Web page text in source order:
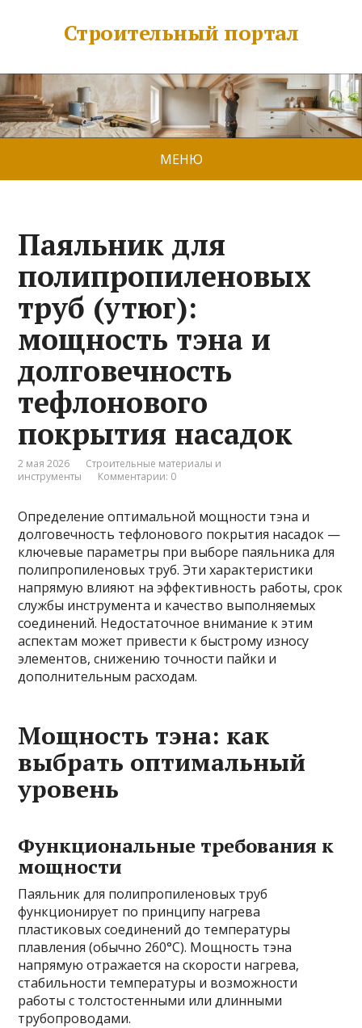
Строительный портал
МЕНЮ
Паяльник для
полипропиленовых
труб (утюг):
мощность тэна и
долговечность
тефлонового
покрытия насадок
2 мая 2026
Строительные материалы и
инструменты
Комментарии: 0
Определение оптимальной мощности тэна и
долговечность тефлонового покрытия насадок —
ключевые параметры при выборе паяльника для
полипропиленовых труб. Эти характеристики
напрямую влияют на эффективность работы, срок
службы инструмента и качество выполняемых
соединений. Недостаточное внимание к этим
аспектам может привести к быстрому износу
элементов, снижению точности пайки и
дополнительным расходам.
Мощность тэна: как
выбрать оптимальный
уровень
Функциональные требования к
мощности
Паяльник для полипропиленовых труб
функционирует по принципу нагрева
пластиковых соединений до температуры
плавления (обычно 260°C). Мощность тэна
напрямую отражается на скорости нагрева,
стабильности температуры и возможности
работы с толстостенными или длинными
трубопроводами.